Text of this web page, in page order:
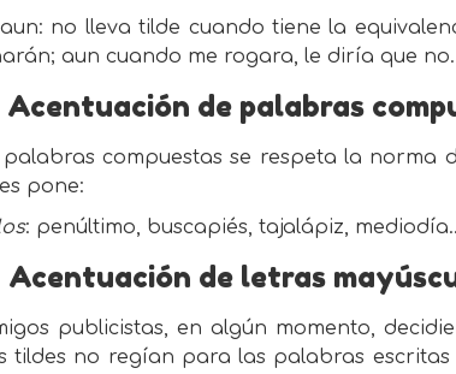
aun: no lleva tilde cuando tiene la
aun cuando me rogara, le diría que no.
Acentuación de palabras
palabras compuestas se respeta la norma
pone:
: penúltimo, buscapiés, tajalápiz,
Acentuación de letras
publicistas, en algún momento,
tildes no regían para las palabras